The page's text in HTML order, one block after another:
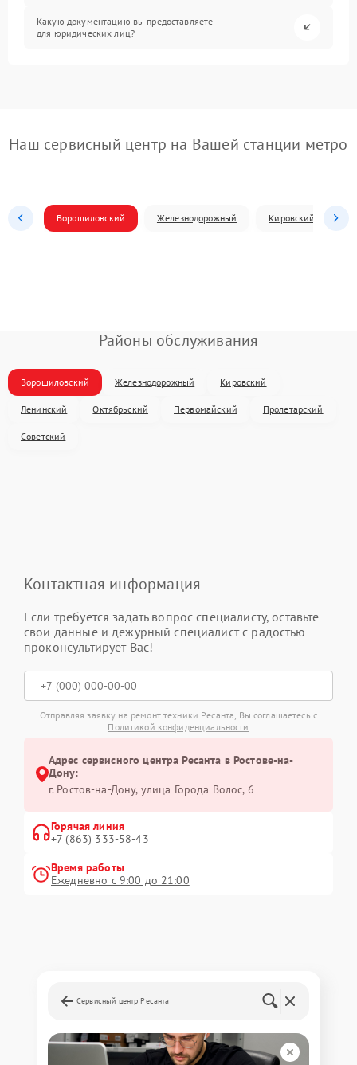
Какую документацию вы предоставляете
для юридических лиц?
Наш сервисный центр на Вашей станции метро
Ворошиловский Железнодорожный Кировский
Районы обслуживания
Ворошиловский Железнодорожный Кировский
Ленинский Октябрьский Первомайский Пролетарский
Советский
Контактная информация
Если требуется задать вопрос специалисту, оставьте
свои данные и дежурный специалист с радостью
проконсультирует Вас!
Отправляя заявку на ремонт техники Ресанта, Вы соглашаетесь с
Политикой конфиденциальности
Адрес сервисного центра Ресанта в Ростове-на-
Дону:
г. Ростов-на-Дону, улица Города Волос, 6
Горячая линия
+7 (863) 333-58-43
Время работы
Ежедневно с 9:00 до 21:00
Сервисный центр Ресанта